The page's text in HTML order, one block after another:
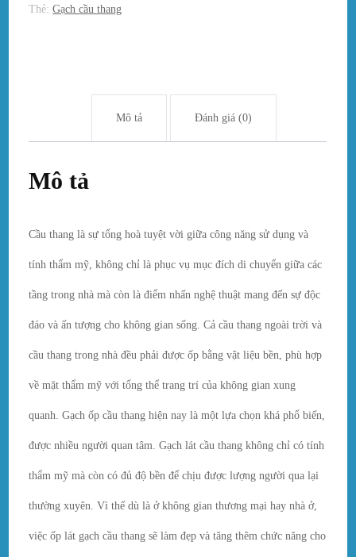
Thẻ:Gạch cầu thang
Mô tả Đánh giá (0)
Mô tả
Cầu thang là sự tổng hoà tuyệt vời giữa công năng sử dụng và
tính thẩm mỹ, không chỉ là phục vụ mục đích di chuyển giữa các
tầng trong nhà mà còn là điểm nhấn nghệ thuật mang đến sự độc
đáo và ấn tượng cho không gian sống. Cả cầu thang ngoài trời và
cầu thang trong nhà đều phải được ốp bằng vật liệu bền, phù hợp
về mặt thẩm mỹ với tổng thể trang trí của không gian xung
quanh. Gạch ốp cầu thang hiện nay là một lựa chọn khá phổ biến,
được nhiều người quan tâm. Gạch lát cầu thang không chỉ có tính
thẩm mỹ mà còn có đủ độ bền để chịu được lượng người qua lại
thường xuyên. Vì thế dù là ở không gian thương mại hay nhà ở,
việc ốp lát gạch cầu thang sẽ làm đẹp và tăng thêm chức năng cho